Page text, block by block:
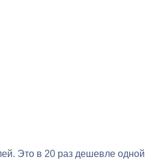
Это в 20 раз дешевле одной